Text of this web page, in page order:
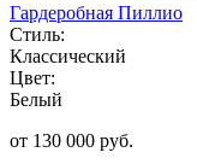
Гардеробная Пиллио
Стиль:
Классический
Цвет:
Белый
от 130 000 руб.